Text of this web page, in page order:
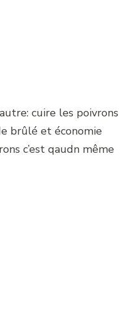
cuire les
brûlé et économie
c’est qaudn même